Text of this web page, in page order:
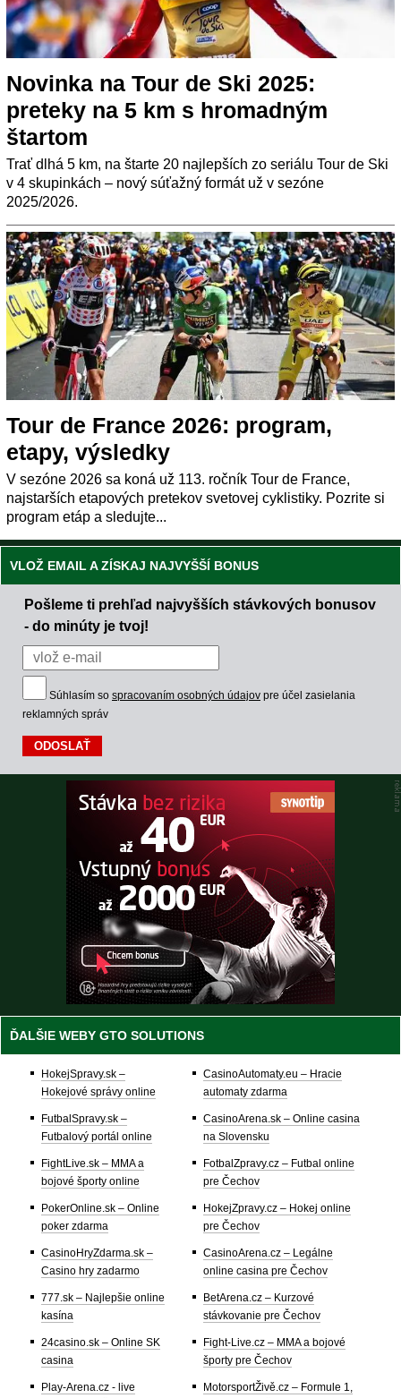
Novinka na Tour de Ski 2025:
preteky na 5 km s hromadným
štartom
Trať dlhá 5 km, na štarte 20 najlepších zo seriálu Tour de Ski
v 4 skupinkách – nový súťažný formát už v sezóne
2025/2026.
Tour de France 2026: program,
etapy, výsledky
V sezóne 2026 sa koná už 113. ročník Tour de France,
najstarších etapových pretekov svetovej cyklistiky. Pozrite si
program etáp a sledujte...
VLOŽ EMAIL A ZÍSKAJ NAJVYŠŠÍ BONUS
Pošleme ti prehľad najvyšších stávkových bonusov
- do minúty je tvoj!
Súhlasím so spracovaním osobných údajov pre účel zasielania
reklamných správ
ĎALŠIE WEBY GTO SOLUTIONS
HokejSpravy.sk –
Hokejové správy online
FutbalSpravy.sk –
Futbalový portál online
FightLive.sk – MMA a
bojové športy online
PokerOnline.sk – Online
poker zdarma
CasinoHryZdarma.sk –
Casino hry zadarmo
777.sk – Najlepšie online
kasína
24casino.sk – Online SK
casina
Play-Arena.cz - live
CasinoAutomaty.eu – Hracie
automaty zdarma
CasinoArena.sk – Online casina
na Slovensku
FotbalZpravy.cz – Futbal online
pre Čechov
HokejZpravy.cz – Hokej online
pre Čechov
CasinoArena.cz – Legálne
online casina pre Čechov
BetArena.cz – Kurzové
stávkovanie pre Čechov
Fight-Live.cz – MMA a bojové
športy pre Čechov
MotorsportŽivě.cz – Formule 1,